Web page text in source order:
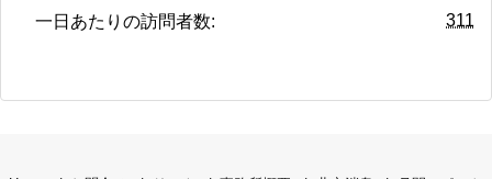
311
一日あたりの訪問者数: